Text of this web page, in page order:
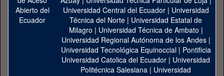
Universidad Central del Ecuador| Universidad
Técnica del Norte | Universidad Estatal de
Milagro | Universidad Técnica de Ambato |
Universidad Regional Autónoma de los Andes|
Universidad Tecnológica Equinoccial| Pontificia
Universidad Catolica del Ecuador | Universidad
Politécnica Salesiana | Universidad